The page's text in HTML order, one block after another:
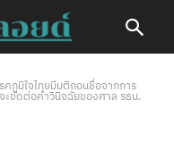
ภูมิใจไทยมีมติถอนชื่อจากการ
ะขัดต่อคำวินิจฉัยของศาล รธน.